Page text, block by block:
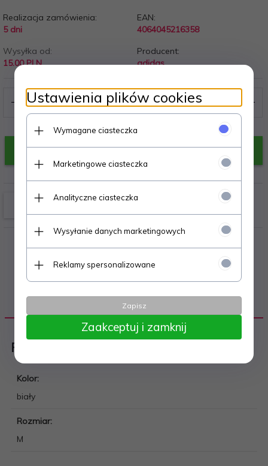
Realizacja zamówienia:
5 dni
EAN:
4064045216358
Wysyłka od:
15.00 PLN
Producent:
adidas
KUP TERAZ!
Piłka nożna
Kolor:
biały
Rozmiar:
M
Ustawienia plików cookies
Wymagane ciasteczka
Marketingowe ciasteczka
Analityczne ciasteczka
Wysyłanie danych marketingowych
Reklamy spersonalizowane
Zapisz
Zaakceptuj i zamknij